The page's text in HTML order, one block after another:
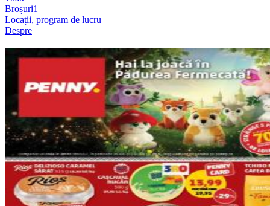
Broșuri1
Locații, program de lucru
Despre